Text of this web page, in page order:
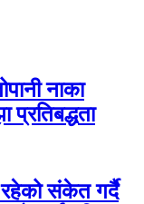
नाका
प्रतिबद्धता
रहेको संकेत गर्दै